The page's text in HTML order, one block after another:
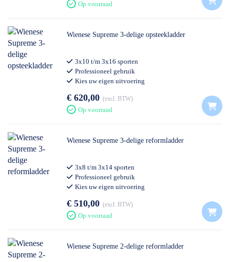
Op voorraad
Wienese Supreme 3-delige opsteekladder
3x10 t/m 3x16 sporten
Professioneel gebruik
Kies uw eigen uitvoering
€ 620,00 excl. BTW
Op voorraad
Wienese Supreme 3-delige reformladder
3x8 t/m 3x14 sporten
Professioneel gebruik
Kies uw eigen uitvoering
€ 510,00 excl. BTW
Op voorraad
Wienese Supreme 2-delige reformladder